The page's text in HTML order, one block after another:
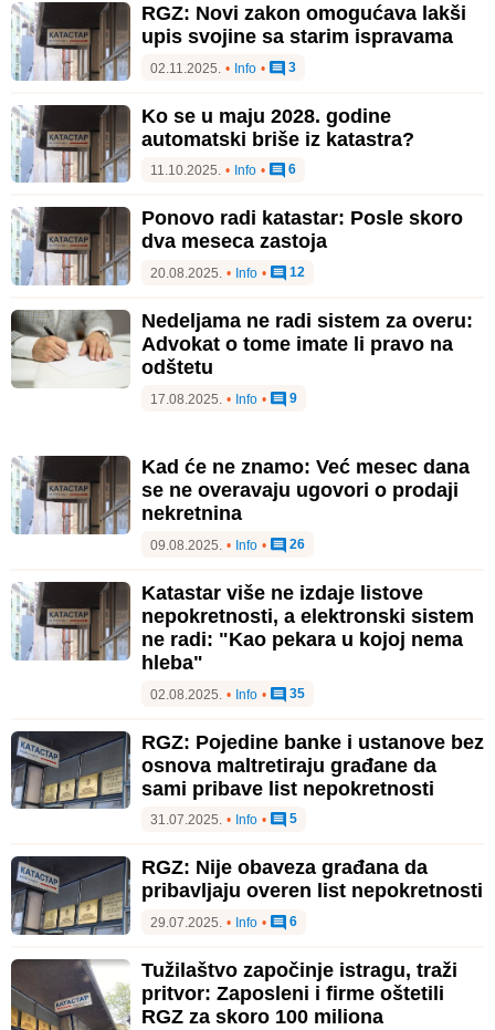
RGZ: Novi zakon omogućava lakši
upis svojine sa starim ispravama
02.11.2025. • Info • 3
Ko se u maju 2028. godine
automatski briše iz katastra?
11.10.2025. • Info • 6
Ponovo radi katastar: Posle skoro
dva meseca zastoja
20.08.2025. • Info • 12
Nedeljama ne radi sistem za overu:
Advokat o tome imate li pravo na
odštetu
17.08.2025. • Info • 9
Kad će ne znamo: Već mesec dana
se ne overavaju ugovori o prodaji
nekretnina
09.08.2025. • Info • 26
Katastar više ne izdaje listove
nepokretnosti, a elektronski sistem
ne radi: "Kao pekara u kojoj nema
hleba"
02.08.2025. • Info • 35
RGZ: Pojedine banke i ustanove bez
osnova maltretiraju građane da
sami pribave list nepokretnosti
31.07.2025. • Info • 5
RGZ: Nije obaveza građana da
pribavljaju overen list nepokretnosti
29.07.2025. • Info • 6
Tužilaštvo započinje istragu, traži
pritvor: Zaposleni i firme oštetili
RGZ za skoro 100 miliona